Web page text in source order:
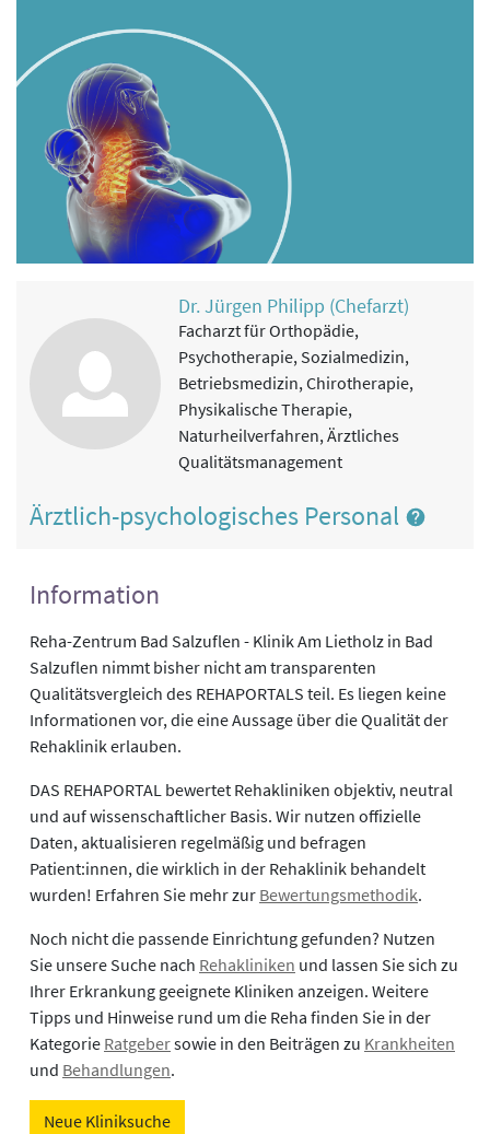
Dr. Jürgen Philipp (Chefarzt)
Facharzt für Orthopädie,
Psychotherapie, Sozialmedizin,
Betriebsmedizin, Chirotherapie,
Physikalische Therapie,
Naturheilverfahren, Ärztliches
Qualitätsmanagement
Ärztlich-psychologisches Personal
Information
Reha-Zentrum Bad Salzuflen - Klinik Am Lietholz in Bad
Salzuflen nimmt bisher nicht am transparenten
Qualitätsvergleich des REHAPORTALS teil. Es liegen keine
Informationen vor, die eine Aussage über die Qualität der
Rehaklinik erlauben.
DAS REHAPORTAL bewertet Rehakliniken objektiv, neutral
und auf wissenschaftlicher Basis. Wir nutzen offizielle
Daten, aktualisieren regelmäßig und befragen
Patient:innen, die wirklich in der Rehaklinik behandelt
wurden! Erfahren Sie mehr zur Bewertungsmethodik.
Noch nicht die passende Einrichtung gefunden? Nutzen
Sie unsere Suche nach Rehakliniken und lassen Sie sich zu
Ihrer Erkrankung geeignete Kliniken anzeigen. Weitere
Tipps und Hinweise rund um die Reha finden Sie in der
Kategorie Ratgebersowie in den Beiträgen zu Krankheiten
und Behandlungen.
Neue Kliniksuche